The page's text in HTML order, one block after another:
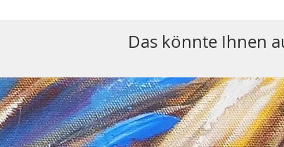
Das könnte Ihnen